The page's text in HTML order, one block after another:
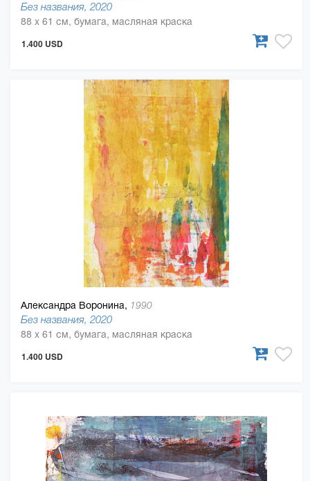
Без названия, 2020
88 x 61 см, бумага, масляная краска
1.400 USD
Александра Воронина, 1990
Без названия, 2020
88 x 61 см, бумага, масляная краска
1.400 USD